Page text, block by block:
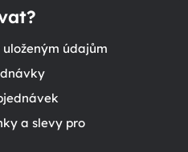
údajům
a slevy pro